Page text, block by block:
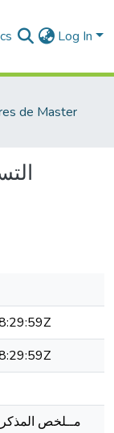
Log In
de Master
مــلخص